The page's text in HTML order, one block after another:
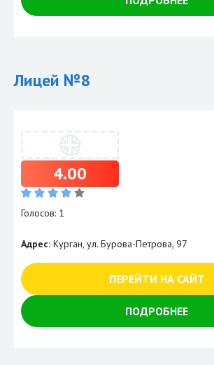
Лицей №8
4.00
Голосов: 1
Адрес: Курган, ул. Бурова-Петрова, 97
ПЕРЕЙТИ НА САЙТ
ПОДРОБНЕЕ